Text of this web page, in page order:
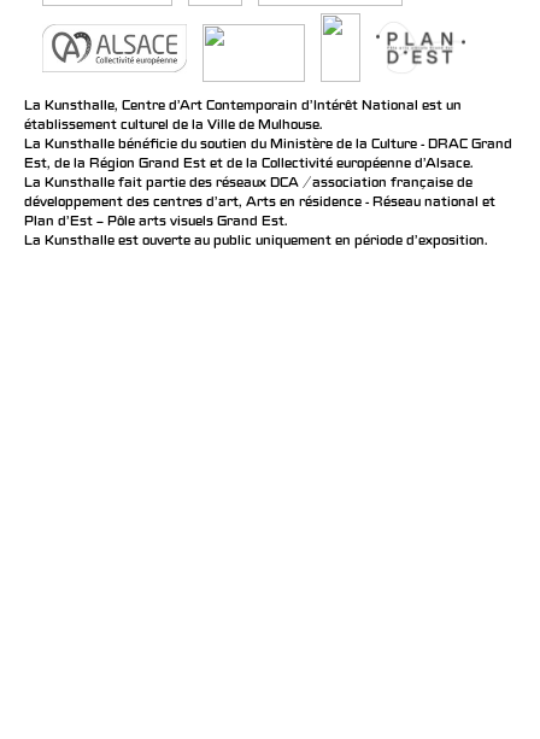
La Kunsthalle, Centre d’Art Contemporain d’Intérêt National est un
établissement culturel de la Ville de Mulhouse.
La Kunsthalle bénéficie du soutien du Ministère de la Culture - DRAC Grand
Est, de la Région Grand Est et de la Collectivité européenne d’Alsace.
La Kunsthalle fait partie des réseaux DCA / association française de
développement des centres d'art, Arts en résidence - Réseau national et
Plan d’Est – Pôle arts visuels Grand Est.
La Kunsthalle est ouverte au public uniquement en période d'exposition.